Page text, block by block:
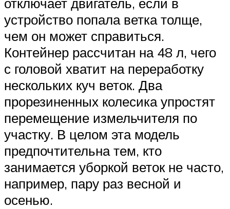
устройство попала ветка толще,
чем он может справиться.
Контейнер рассчитан на 48 л, чего
с головой хватит на переработку
нескольких куч веток. Два
прорезиненных колесика упростят
перемещение измельчителя по
участку. В целом эта модель
предпочтительна тем, кто
занимается уборкой веток не часто,
например, пару раз весной и
осенью.